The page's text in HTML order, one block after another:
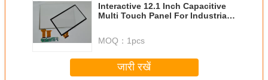
Interactive 12.1 Inch Capacitive
Multi Touch Panel For Industrial
MOQ： 1pcs
जारी रखें